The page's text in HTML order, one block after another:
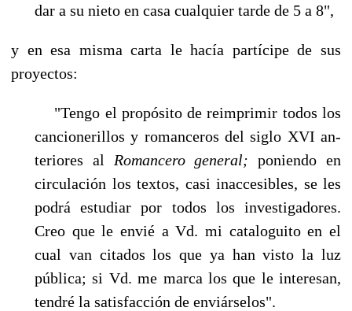
dar a su nieto en casa cualquier tarde de 5 a 8",
y en esa misma carta le hacía partícipe de sus
proyectos:
"Tengo el propósito de reimprimir todos los
cancionerillos y romanceros del siglo XVI an­
teriores al Romancero general;poniendo en
circulación los textos, casi inaccesibles, se les
po­drá estudiar por todos los investigadores.
Creo que le envié a Vd. mi cataloguito en el
cual van citados los que ya han visto la luz
pública; si Vd. me marca los que le interesan,
tendré la satisfacción de enviárselos".